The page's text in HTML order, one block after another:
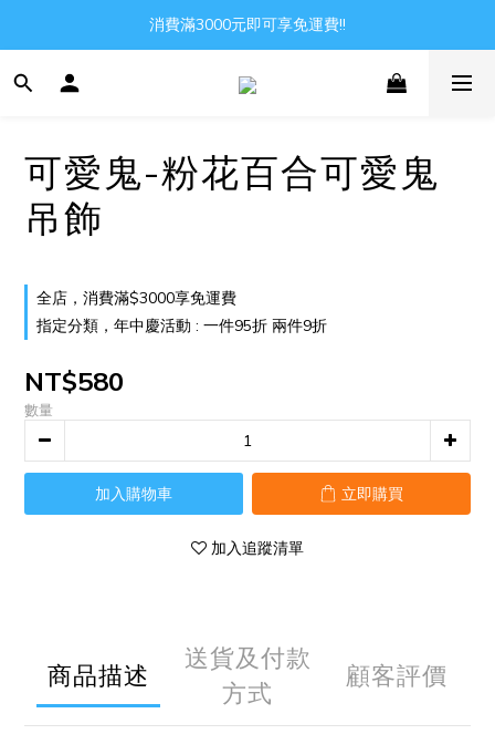
Gather all the joys in the world
消費滿3000元即可享免運費!!
Gather all the joys in the world
可愛鬼-粉花百合可愛鬼
吊飾
全店，消費滿$3000享免運費
指定分類，年中慶活動 : 一件95折 兩件9折
NT$580
數量
加入購物車 立即購買
加入追蹤清單
商品描述
送貨及付款
方式
顧客評價